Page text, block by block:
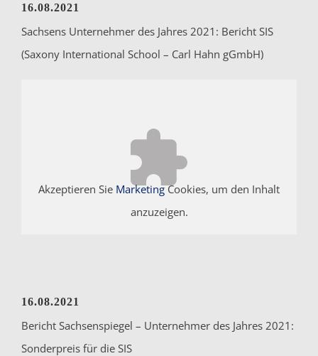
16.08.2021
Sachsens Unternehmer des Jahres 2021: Bericht SIS
(Saxony International School – Carl Hahn gGmbH)
Akzeptieren Sie MarketingCookies, um den Inhalt
anzuzeigen.
16.08.2021
Bericht Sachsenspiegel – Unternehmer des Jahres 2021:
Sonderpreis für die SIS